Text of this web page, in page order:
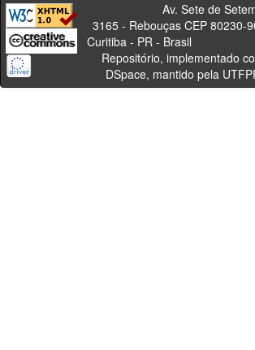
Av. Sete de
3165 - Rebouças CEP 80230-
Curitiba - PR -
Repositório, implementado
DSpace, mantido pela